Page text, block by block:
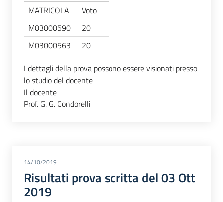
MATRICOLA
Voto
M03000590
20
M03000563
20
I dettagli della prova possono essere visionati presso
lo studio del docente
Il docente
Prof. G. G. Condorelli
14/10/2019
Risultati prova scritta del 03 Ott
2019